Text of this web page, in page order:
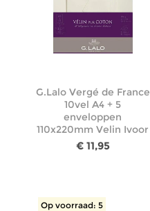
G.Lalo Vergé de France
10vel A4 + 5
enveloppen
110x220mm Velin Ivoor
€ 11,95
Op voorraad: 5